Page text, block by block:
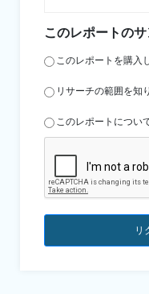
このレポートの
このレポートを購入
リサーチの範囲を知
このレポートについ
リ